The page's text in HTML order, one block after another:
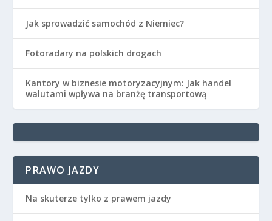
Jak sprowadzić samochód z Niemiec?
Fotoradary na polskich drogach
Kantory w biznesie motoryzacyjnym: Jak handel
walutami wpływa na branżę transportową
PRAWO JAZDY
Na skuterze tylko z prawem jazdy